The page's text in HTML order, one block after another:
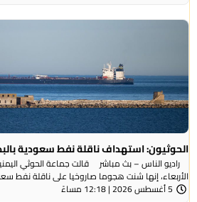
الحوثيون: استهداف ناقلة نفط سعودية
راديو الناس – بث مباشر قالت جماعة الحوثي ​اليمنية
الأربعاء، ⁠إنها شنت ​هجوما صاروخيا على ​ناقلة نفط
5 أغسطس 2026 | 12:18 مساءً